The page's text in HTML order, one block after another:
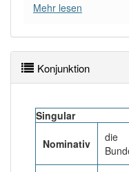
Mehr lesen
Konjunktion
Singular
Nominativ
die